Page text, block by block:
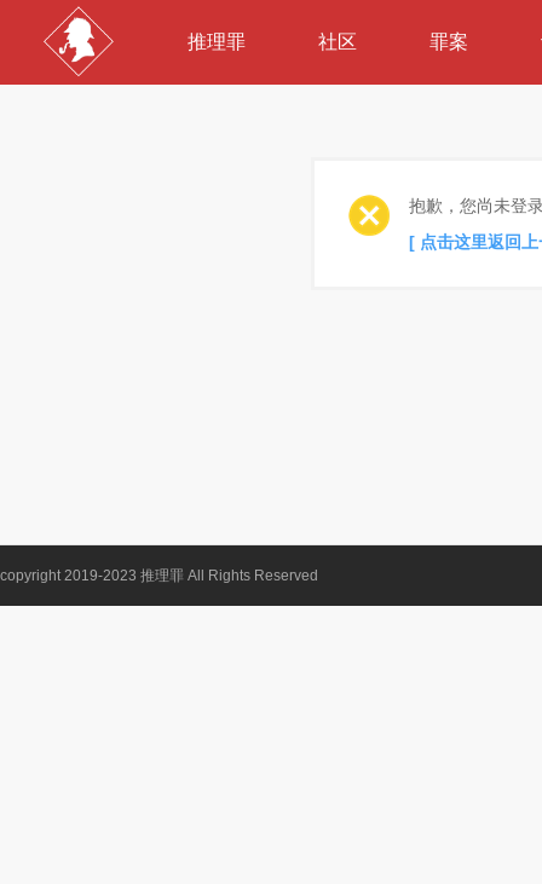
推理罪 社区 罪案
抱歉，您尚未登
[ 点击这里返回
copyright 2019-2023 推理罪 All Rights Reserved